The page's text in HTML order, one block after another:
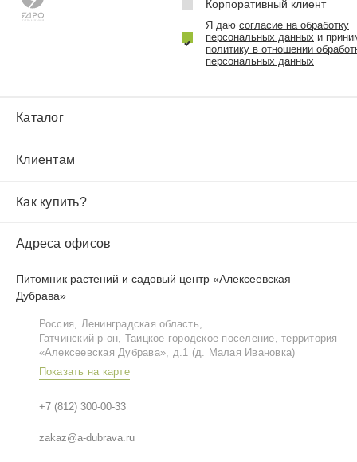
Каталог
Клиентам
Как купить?
Адреса офисов
Питомник растений и садовый центр «Алексеевская
Дубрава»
Россия, Ленинградская область,
Гатчинский р‑он, Таицкое городское поселение, территория
«Алексеевская Дубрава», д.1 (д. Малая Ивановка)
Показать на карте
+7 (812) 300-00-33
zakaz@a-dubrava.ru
Корпоративный клиент
Я даю согласие на обработку
персональных данных и
политику в отношении
персональных данных